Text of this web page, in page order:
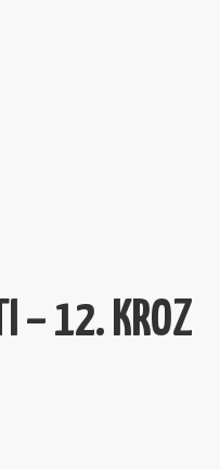
– 12. KROZ